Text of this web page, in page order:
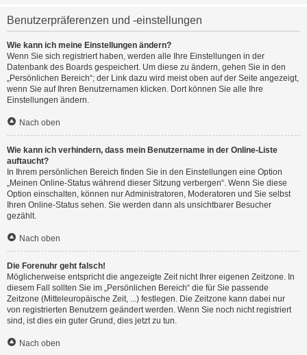
Benutzerpräferenzen und -einstellungen
Wie kann ich meine Einstellungen ändern?
Wenn Sie sich registriert haben, werden alle Ihre Einstellungen in der
Datenbank des Boards gespeichert. Um diese zu ändern, gehen Sie in den
„Persönlichen Bereich“; der Link dazu wird meist oben auf der Seite angezeigt,
wenn Sie auf Ihren Benutzernamen klicken. Dort können Sie alle Ihre
Einstellungen ändern.
Nach oben
Wie kann ich verhindern, dass mein Benutzername in der Online-Liste
auftaucht?
In Ihrem persönlichen Bereich finden Sie in den Einstellungen eine Option
„Meinen Online-Status während dieser Sitzung verbergen“. Wenn Sie diese
Option einschalten, können nur Administratoren, Moderatoren und Sie selbst
Ihren Online-Status sehen. Sie werden dann als unsichtbarer Besucher
gezählt.
Nach oben
Die Forenuhr geht falsch!
Möglicherweise entspricht die angezeigte Zeit nicht Ihrer eigenen Zeitzone. In
diesem Fall sollten Sie im „Persönlichen Bereich“ die für Sie passende
Zeitzone (Mitteleuropäische Zeit, ...) festlegen. Die Zeitzone kann dabei nur
von registrierten Benutzern geändert werden. Wenn Sie noch nicht registriert
sind, ist dies ein guter Grund, dies jetzt zu tun.
Nach oben